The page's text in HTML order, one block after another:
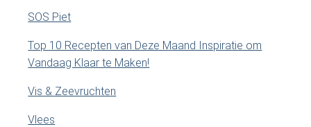
SOS Piet
Top 10 Recepten van Deze Maand Inspiratie om
Vandaag Klaar te Maken!
Vis & Zeevruchten
Vlees